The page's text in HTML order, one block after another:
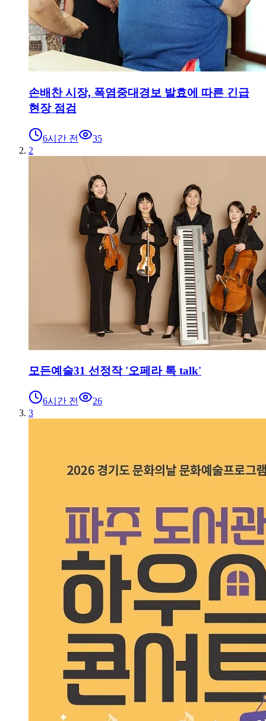
손배찬 시장, 폭염중대경보 발효에 따른 긴급
현장 점검
6시간 전
35
2
모든예술31 선정작 '오페라 톡 talk'
6시간 전
26
3